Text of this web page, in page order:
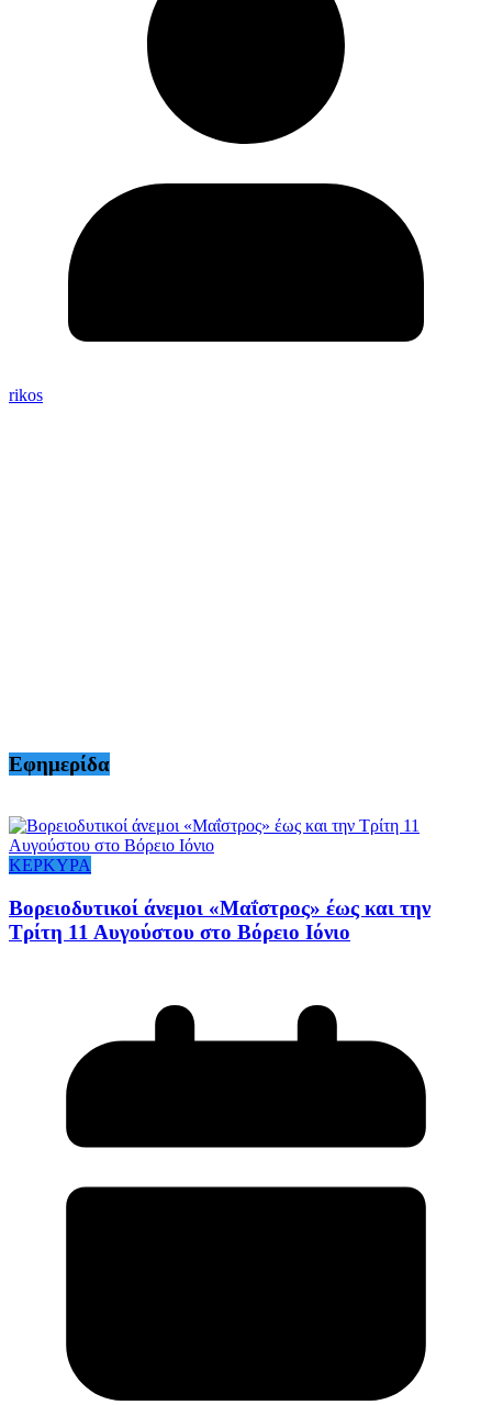
rikos
Εφημερίδα
ΚΕΡΚΥΡΑ
Βορειοδυτικοί άνεμοι «Μαΐστρος» έως και την
Τρίτη 11 Αυγούστου στο Βόρειο Ιόνιο